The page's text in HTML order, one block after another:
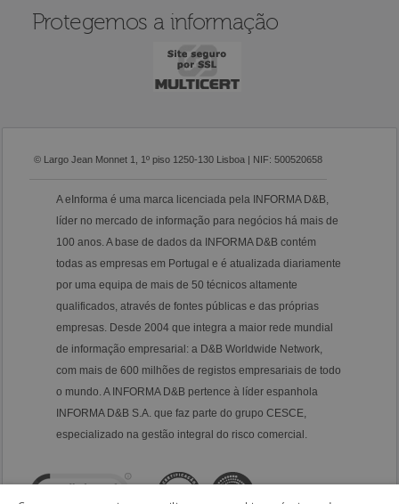
Protegemos a informação
© Largo Jean Monnet 1, 1º piso 1250-130 Lisboa | NIF: 500520658
A eInforma é uma marca licenciada pela INFORMA D&B,
líder no mercado de informação para negócios há mais de
100 anos. A base de dados da INFORMA D&B contém
todas as empresas em Portugal e é atualizada diariamente
por uma equipa de mais de 50 técnicos altamente
qualificados, através de fontes públicas e das próprias
empresas. Desde 2004 que integra a maior rede mundial
de informação empresarial: a D&B Worldwide Network,
com mais de 600 milhões de registos empresariais de todo
o mundo. A INFORMA D&B pertence à líder espanhola
INFORMA D&B S.A. que faz parte do grupo CESCE,
especializado na gestão integral do risco comercial.